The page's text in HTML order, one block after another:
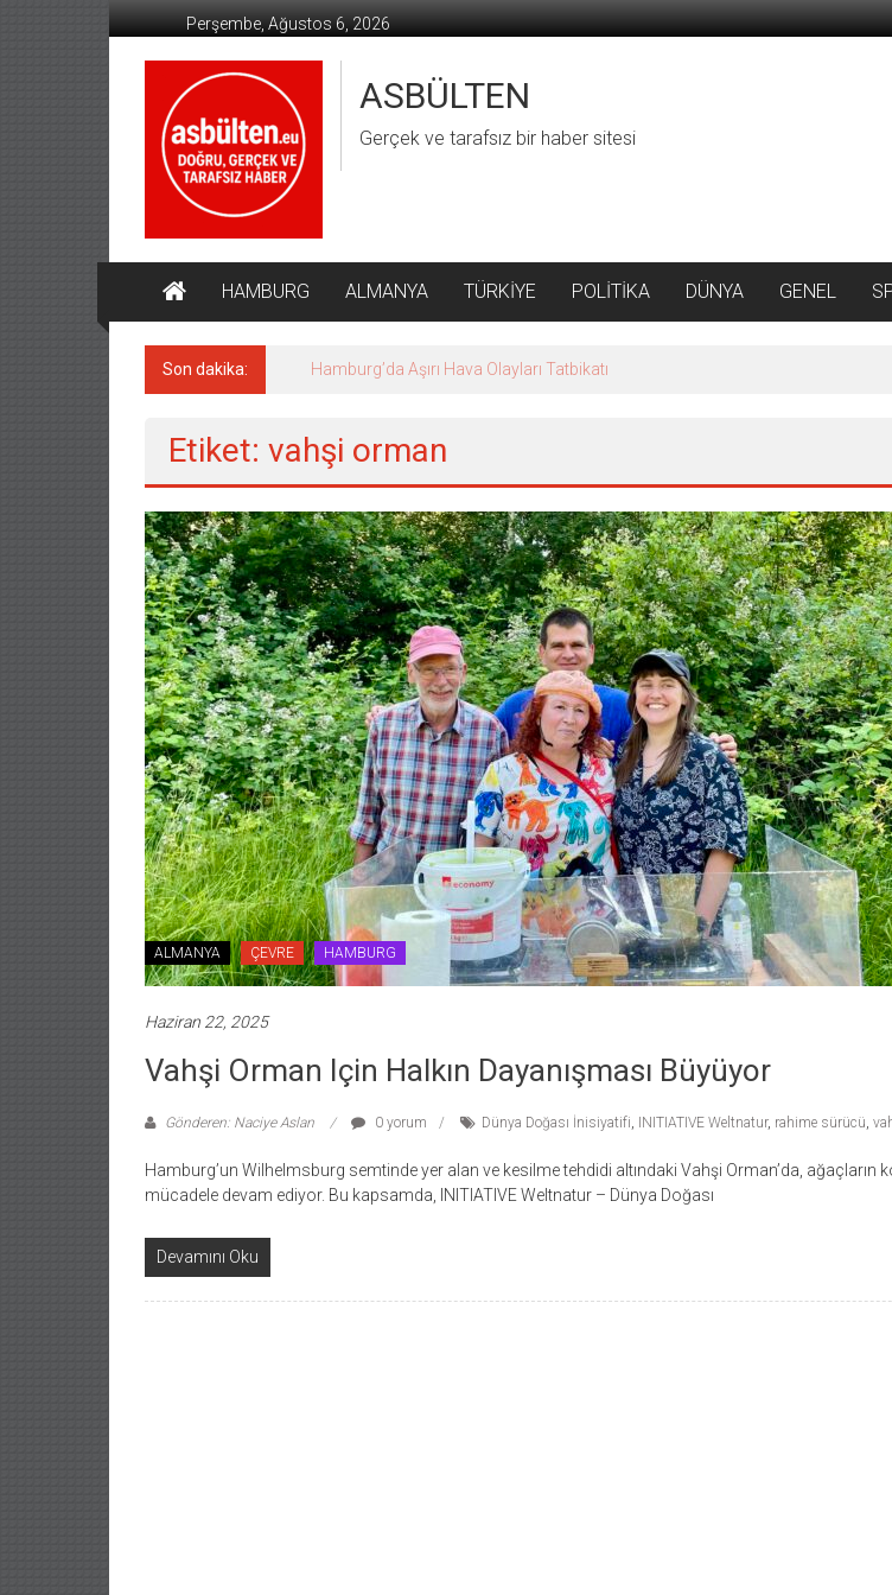
geç
Perşembe, Ağustos 6, 2026
ASBÜLTEN
Gerçek ve tarafsız bir haber sitesi
HAMBURG ALMANYA TÜRKİYE POLİTİKA DÜNYA GENEL
Son dakika: Hamburg’da Aşırı Hava Olayları Tatbikatı
Etiket: vahşi orman
ALMANYA ÇEVRE HAMBURG
Haziran 22, 2025
Vahşi Orman Için Halkın Dayanışması Büyüyor
Gönderen: Naciye Aslan 0 yorum Dünya Doğası İnisiyatifi, INITIATIVE Weltnatur, rahime sürücü,
Hamburg’un Wilhelmsburg semtinde yer alan ve kesilme tehdidi altındaki Vahşi Orman’da, ağaçların
mücadele devam ediyor. Bu kapsamda, INITIATIVE Weltnatur – Dünya Doğası
Devamını Oku